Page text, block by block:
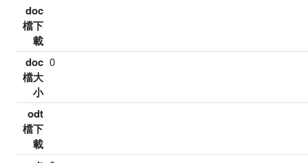
doc
檔下
載
doc
檔大
小
0
odt
檔下
載